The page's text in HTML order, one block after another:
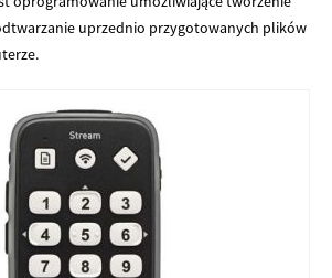
uprzednio przygotowanych plików